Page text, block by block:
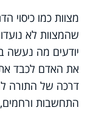
מצוות כמו כיסוי
שהמצוות לא
יודעים מה נעשה
את האדם לכבד את
דרכה של התורה
התחשבות